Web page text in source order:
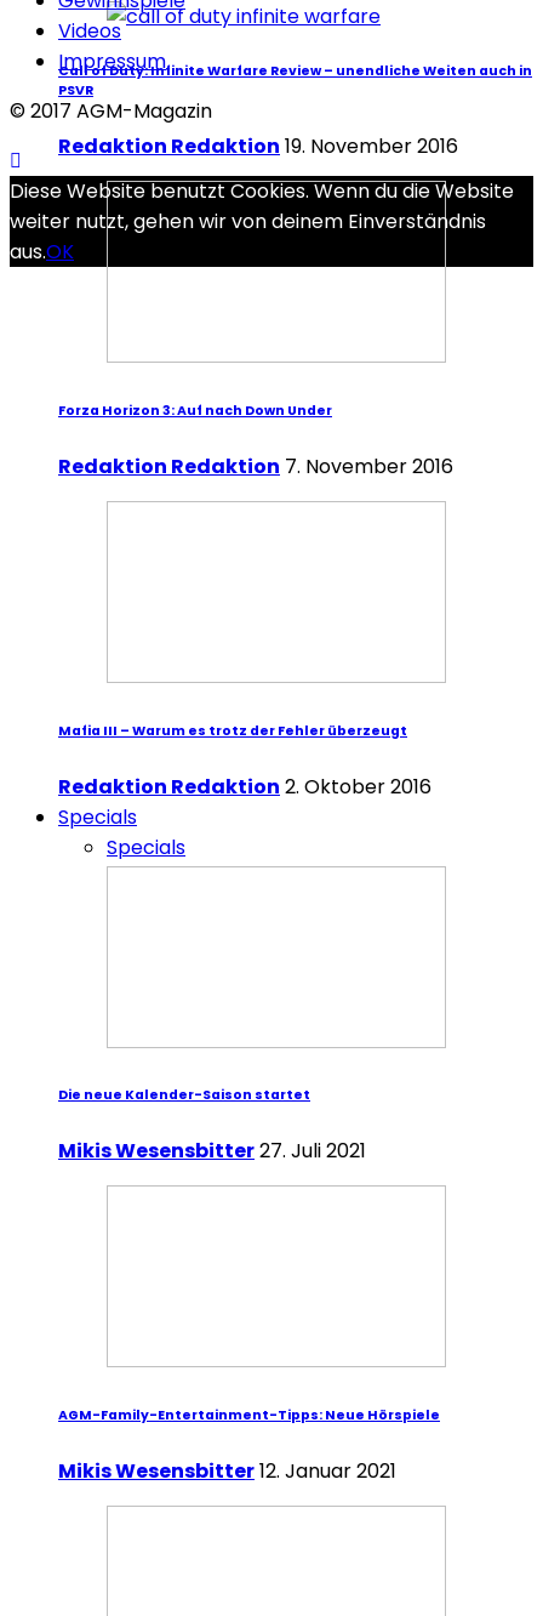
Call of Duty: Infinite Warfare Review – unendliche Weiten auch in
PSVR
Redaktion Redaktion 19. November 2016
Forza Horizon 3: Auf nach Down Under
Redaktion Redaktion 7. November 2016
Mafia III – Warum es trotz der Fehler überzeugt
Redaktion Redaktion 2. Oktober 2016
Specials
Specials
Die neue Kalender-Saison startet
Mikis Wesensbitter27. Juli 2021
AGM-Family-Entertainment-Tipps: Neue Hörspiele
Mikis Wesensbitter12. Januar 2021
Videos
Impressum
© 2017 AGM-Magazin
Diese Website benutzt Cookies. Wenn du die Website
weiter nutzt, gehen wir von deinem Einverständnis
aus.OK